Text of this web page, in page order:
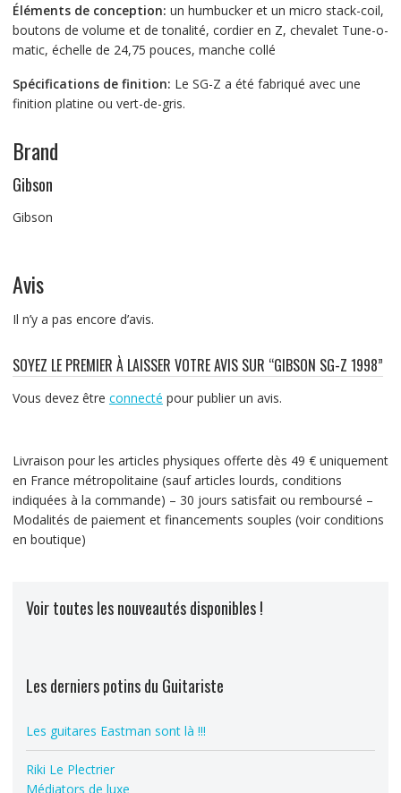
Éléments de conception: un humbucker et un micro stack-coil,
boutons de volume et de tonalité, cordier en Z, chevalet Tune-o-
matic, échelle de 24,75 pouces, manche collé
Spécifications de finition: Le SG-Z a été fabriqué avec une
finition platine ou vert-de-gris.
Brand
Gibson
Gibson
Avis
Il n’y a pas encore d’avis.
SOYEZ LE PREMIER À LAISSER VOTRE AVIS SUR “GIBSON SG-Z 1998”
Vous devez être connecté pour publier un avis.
Livraison pour les articles physiques offerte dès 49 € uniquement
en France métropolitaine (sauf articles lourds, conditions
indiquées à la commande) – 30 jours satisfait ou remboursé –
Modalités de paiement et financements souples (voir conditions
en boutique)
Voir toutes les nouveautés disponibles !
Les derniers potins du Guitariste
Les guitares Eastman sont là !!!
Riki Le Plectrier
Médiators de luxe